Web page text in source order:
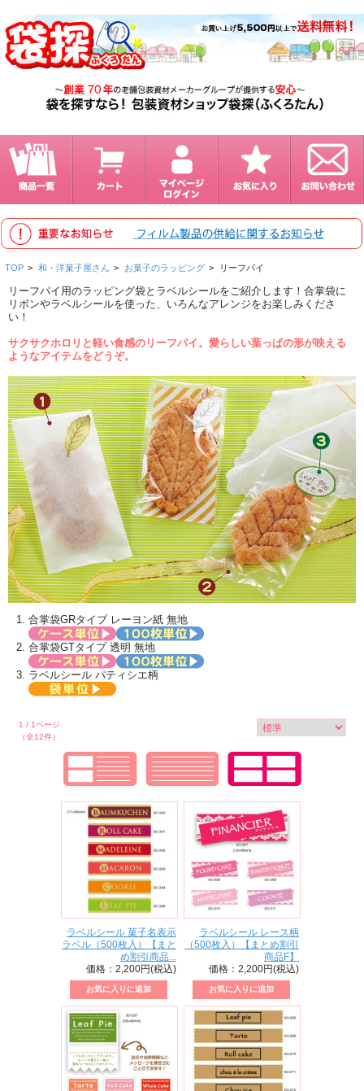
TOP > 和・洋菓子屋さん > お菓子のラッピング > リーフパイ
リーフパイ用のラッピング袋とラベルシールをご紹介します！合掌袋に
リボンやラベルシールを使った、いろんなアレンジをお楽しみくださ
い！
サクサクホロリと軽い食感のリーフパイ。愛らしい葉っぱの形が映える
ようなアイテムをどうぞ。
合掌袋GRタイプ レーヨン紙 無地
合掌袋GTタイプ 透明 無地
ラベルシール パティシエ柄
1 / 1ページ
（全12件）
ラベルシール 菓子名表示
ラベル（500枚入）【まと
め割引商品...
価格：2,200円(税込)
ラベルシール レース柄
（500枚入）【まとめ割引
商品F】
価格：2,200円(税込)